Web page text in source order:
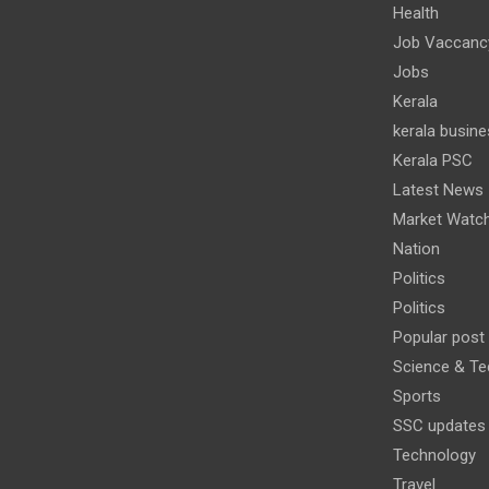
Health
Job
Jobs
Kerala
kerala
Kerala PSC
Latest News
Market
Nation
Politics
Politics
Popular post
Science &
Sports
SSC updates
Technology
Travel